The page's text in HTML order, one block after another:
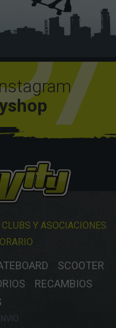
CLUBS Y ASOCIACIONES
SCOOTER
RECAMBIOS